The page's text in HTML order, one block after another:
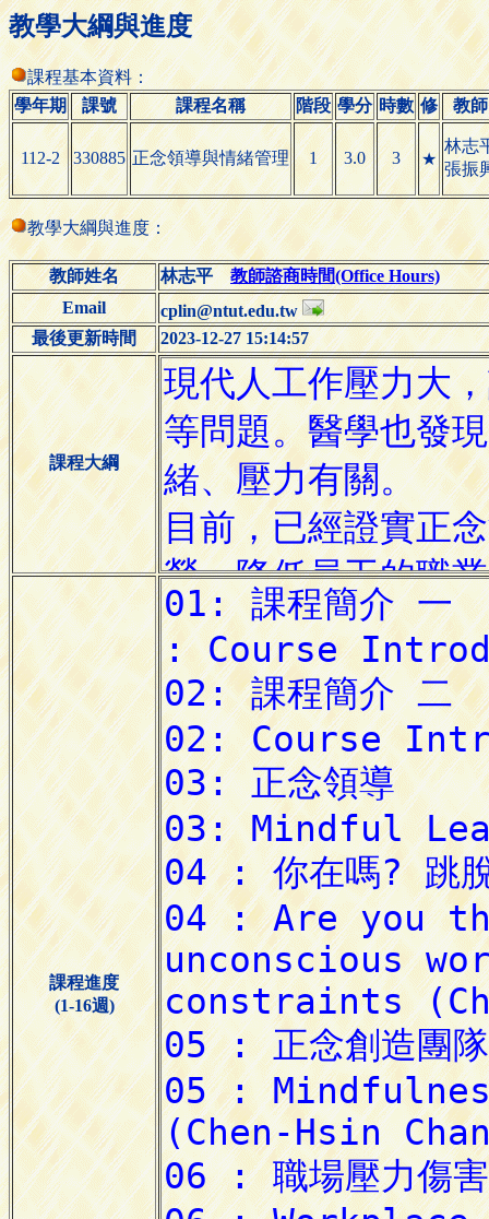
教學大綱與進度
課程基本資料：
學年期
課號 課程名稱 階段 學分 時數 修 教師
112-2 330885 正念領導與情緒管理 1 3.0 3 ★
林志
張振
教學大綱與進度：
教師姓名 林志平教師諮商時間(Office Hours)
Email
cplin@ntut.edu.tw
最後更新時間
2023-12-27 15:14:57
課程大綱
課程進度
(1-16週)